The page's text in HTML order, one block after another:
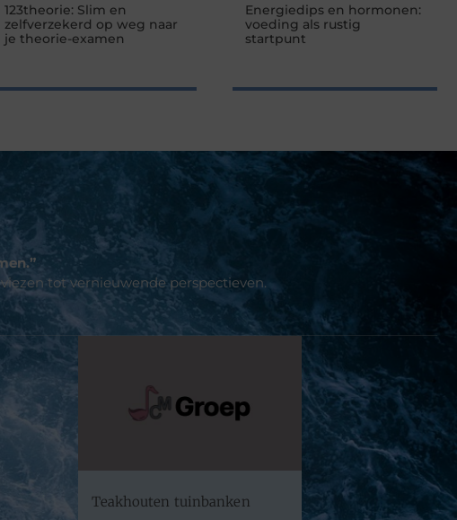
123theorie: Slim en
zelfverzekerd op weg naar
je theorie-examen
Energiedips en hormonen:
voeding als rustig
startpunt
tot vernieuwende perspectieven.
Teakhouten tuinbanken